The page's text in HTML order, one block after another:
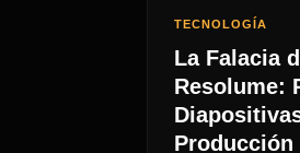
TECNOLOGÍA
La Falacia
Resolume:
Producción